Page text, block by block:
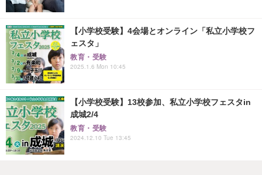
【小学校受験】4会場とオンライン「私立小学校フ
ェスタ」
教育・受験
2025.1.6 Mon 10:45
【小学校受験】13校参加、私立小学校フェスタin
成城2/4
教育・受験
2024.12.10 Tue 13:45